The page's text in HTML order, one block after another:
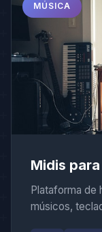
MÚSICA
Midis
Plataforma de
músicos,